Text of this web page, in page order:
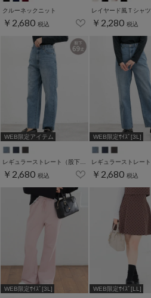
クルーネックニット
￥2,680 税込
レイヤード風Ｔシャツ
￥2,280 税込
WEB限定アイテム
￥2,680 税込
WEB限定ｻｲｽﾞ[3L]
￥2,680 税込
WEB限定ｻｲｽﾞ[3L] WEB限定ｻｲｽﾞ[LL]